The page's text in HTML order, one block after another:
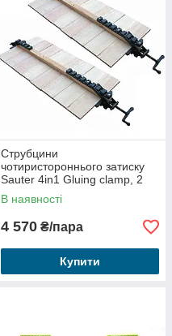
Струбцини
чотиристороннього затиску
Sauter 4in1 Gluing clamp, 2
шт.
В наявності
4 570 ₴/пара
Купити